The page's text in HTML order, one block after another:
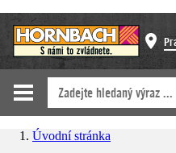
Úvodní stránka